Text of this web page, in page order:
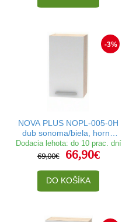
-3%
NOVA PLUS NOPL-005-0H
dub sonoma/biela, horná
skrinka v šírke 40 cm
Dodacia lehota: do 10 prac. dní
69,00€
66,90€
DO KOŠÍKA